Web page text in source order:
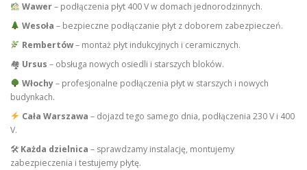
Wawer– podłączenia płyt 400 V w domach jednorodzinnych.
Wesoła – bezpieczne podłączanie płyt z doborem zabezpieczeń.
Rembertów– montaż płyt indukcyjnych i ceramicznych.
🏘 Ursus – obsługa nowych osiedli i starszych bloków.
Włochy– profesjonalne podłączenia płyt w starszych i nowych
budynkach.
Cała Warszawa – dojazd tego samego dnia, podłączenia 230 V i 400
V.
🛠 Każda dzielnica – sprawdzamy instalację, montujemy
zabezpieczenia i testujemy płytę.